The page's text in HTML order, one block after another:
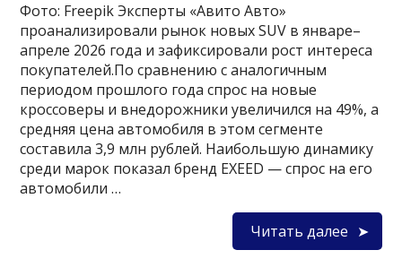
Фото: Freepik Эксперты «Авито Авто»
проанализировали рынок новых SUV в январе–
апреле 2026 года и зафиксировали рост интереса
покупателей.По сравнению с аналогичным
периодом прошлого года спрос на новые
кроссоверы и внедорожники увеличился на 49%, а
средняя цена автомобиля в этом сегменте
составила 3,9 млн рублей. Наибольшую динамику
среди марок показал бренд EXEED — спрос на его
автомобили …
Читать далее